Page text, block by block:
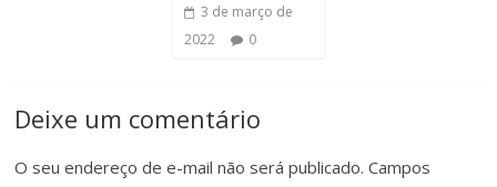
3 de março de
2022
0
Deixe um comentário
O seu endereço de e-mail não será publicado. Campos